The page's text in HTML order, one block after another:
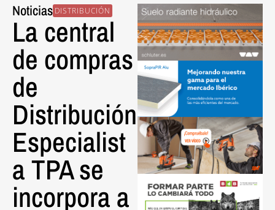
Noticias DISTRIBUCIÓN
La central
de compras
de
Distribución
Especialist
a TPA se
incorpora a